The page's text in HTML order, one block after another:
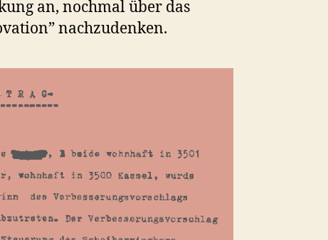
an, nochmal über das
nachzudenken.